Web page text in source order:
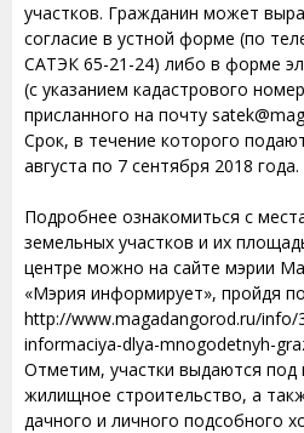
участков. Гражданин может
согласие в устной форме (по
САТЭК 65-21-24) либо в форме
(с указанием кадастрового
присланного на почту
Срок, в течение которого
августа по 7 сентября 2018 года.
Подробнее ознакомиться с
земельных участков и их
центре можно на сайте мэрии
«Мэрия информирует», пройдя
http://www.magadangorod.ru/info/
informaciya-dlya-mnogodetnyh-
Отметим, участки выдаются под
жилищное строительство, а
дачного и личного подсобного